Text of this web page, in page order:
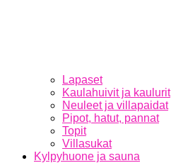
Lapaset
Kaulahuivit ja kaulurit
Neuleet ja villapaidat
Pipot, hatut, pannat
Topit
Villasukat
Kylpyhuone ja sauna